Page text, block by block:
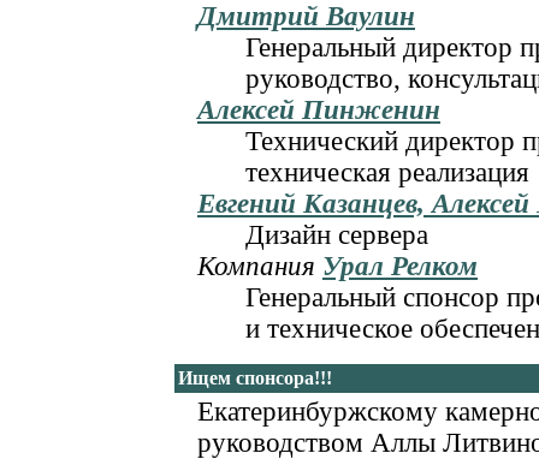
Дмитрий Ваулин
Генеральный директор
руководство,
Алексей Пинженин
Технический директор
техническая реализация
Евгений Казанцев, Алексей
Дизайн сервера
Компания Урал Релком
Генеральный спонсор
и техническое
Ищем спонсора!!!
Екатеринбуржскому
руководством Аллы